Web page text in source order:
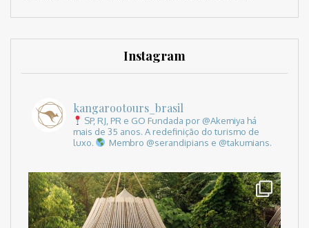
Instagram
kangarootours_brasil
SP, RJ, PR e GO Fundada por @Akemiya há
mais de 35 anos. A redefinição do turismo de
luxo.
Membro @serandipians e @takumians.